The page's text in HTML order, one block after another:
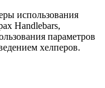
использования
Handlebars,
параметров
хелперов.